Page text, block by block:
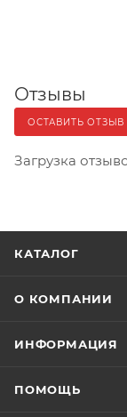
Отзывы
ОСТАВИТЬ ОТЗЫВ
Загрузка
КАТАЛОГ
О КОМПАНИИ
ИНФОРМАЦИЯ
ПОМОЩЬ